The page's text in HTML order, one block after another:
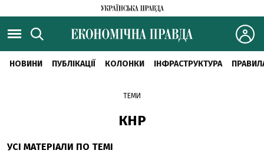
НОВИНИ ПУБЛІКАЦІЇ КОЛОНКИ ІНФРАСТРУКТУРА
ТЕМИ
КНР
УСІ МАТЕРІАЛИ ПО ТЕМІ